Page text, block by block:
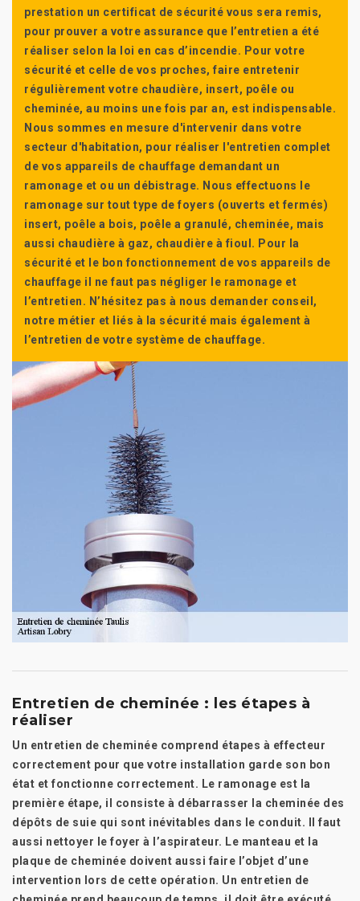
prestation un certificat de sécurité vous sera remis,
pour prouver a votre assurance que l’entretien a été
réaliser selon la loi en cas d’incendie. Pour votre
sécurité et celle de vos proches, faire entretenir
régulièrement votre chaudière, insert, poêle ou
cheminée, au moins une fois par an, est indispensable.
Nous sommes en mesure d'intervenir dans votre
secteur d'habitation, pour réaliser l'entretien complet
de vos appareils de chauffage demandant un
ramonage et ou un débistrage. Nous effectuons le
ramonage sur tout type de foyers (ouverts et fermés)
insert, poêle a bois, poêle a granulé, cheminée, mais
aussi chaudière à gaz, chaudière à fioul. Pour la
sécurité et le bon fonctionnement de vos appareils de
chauffage il ne faut pas négliger le ramonage et
l’entretien. N’hésitez pas à nous demander conseil,
notre métier et liés à la sécurité mais également à
l’entretien de votre système de chauffage.
Entretien de cheminée : les étapes à
réaliser
Un entretien de cheminée comprend étapes à effecteur
correctement pour que votre installation garde son bon
état et fonctionne correctement. Le ramonage est la
première étape, il consiste à débarrasser la cheminée des
dépôts de suie qui sont inévitables dans le conduit. Il faut
aussi nettoyer le foyer à l’aspirateur. Le manteau et la
plaque de cheminée doivent aussi faire l’objet d’une
intervention lors de cette opération. Un entretien de